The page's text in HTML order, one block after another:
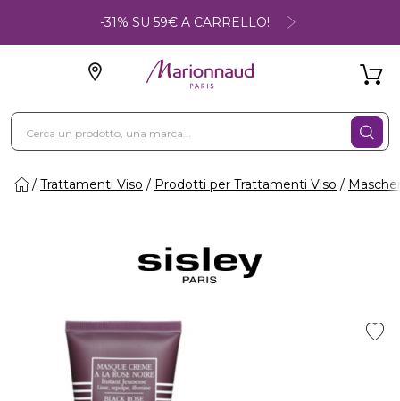
-31% SU 59€ A CARRELLO!
Trattamenti Viso Prodotti per Trattamenti Viso